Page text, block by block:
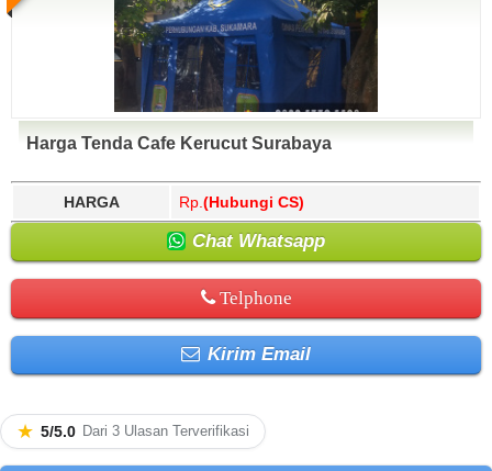
Harga Tenda Cafe Kerucut Surabaya
HARGA Rp. (Hubungi CS)
Chat Whatsapp
Telphone
Kirim Email
★ 5/5.0 Dari 3 Ulasan Terverifikasi